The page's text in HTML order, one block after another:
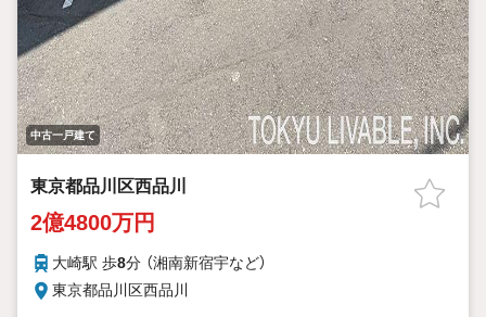
中古一戸建て
東京都品川区西品川
2億4800万円
大崎駅 歩8分 （湘南新宿宇など）
東京都品川区西品川